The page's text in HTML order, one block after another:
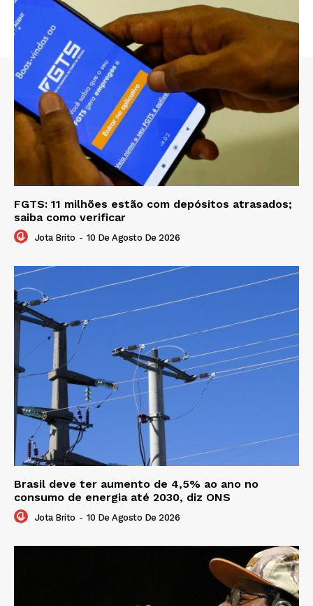
FGTS: 11 milhões estão com depósitos atrasados;
saiba como verificar
Jota Brito - 10 De Agosto De 2026
Brasil deve ter aumento de 4,5% ao ano no
consumo de energia até 2030, diz ONS
Jota Brito - 10 De Agosto De 2026